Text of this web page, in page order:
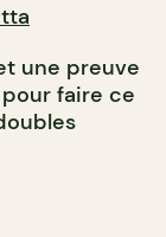
une preuve
faire ce